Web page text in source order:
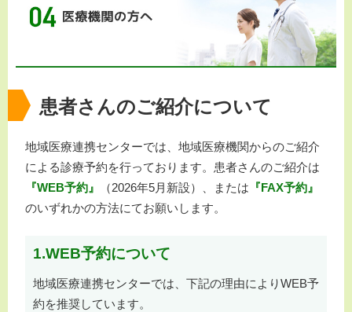
患者さんのご紹介について
地域医療連携センターでは、地域医療機関からのご紹介
による診療予約を行っております。患者さんのご紹介は
『WEB予約』
（2026年5月新設）、または 『FAX予約』
のいずれかの方法にてお願いします。
1.WEB予約について
地域医療連携センターでは、下記の理由によりWEB予
約を推奨しています。